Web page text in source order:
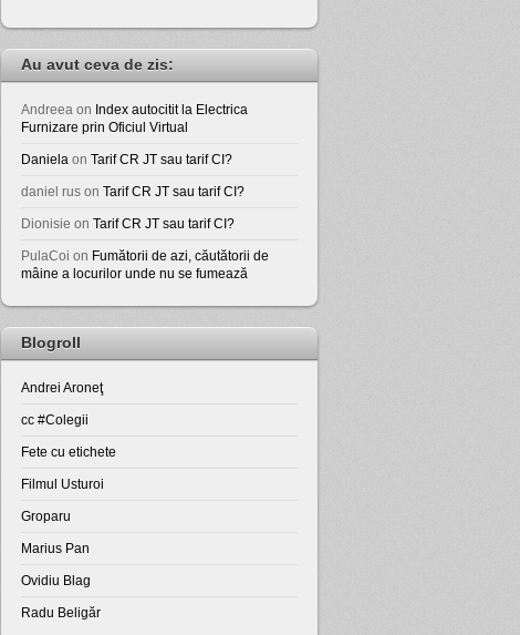
Au avut ceva de zis:
Andreea on Index autocitit la Electrica
Furnizare prin Oficiul Virtual
Daniela on Tarif CR JT sau tarif CI?
daniel rus on Tarif CR JT sau tarif CI?
Dionisie on Tarif CR JT sau tarif CI?
PulaCoi on Fumătorii de azi, căutătorii de
mâine a locurilor unde nu se fumează
Blogroll
Andrei Aroneţ
cc #Colegii
Fete cu etichete
Filmul Usturoi
Groparu
Marius Pan
Ovidiu Blag
Radu Beligăr